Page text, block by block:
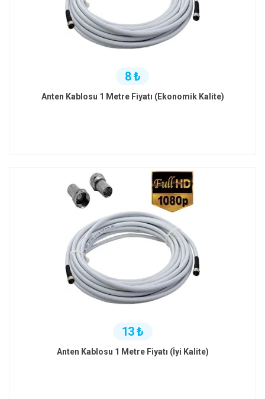
8 ₺
Anten Kablosu 1 Metre Fiyatı (Ekonomik Kalite)
13 ₺
Anten Kablosu 1 Metre Fiyatı (İyi Kalite)